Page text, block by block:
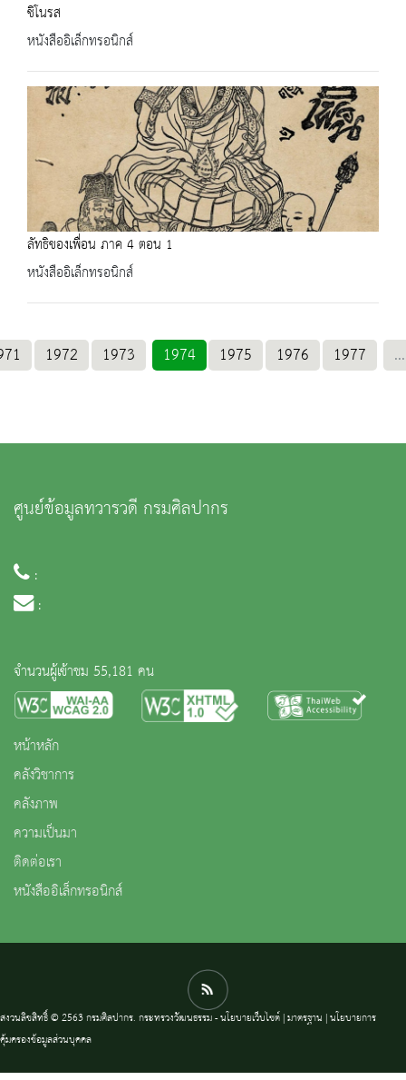
ชิโนรส
หนังสืออิเล็กทรอนิกส์
ลัทธิของเพื่อน ภาค 4 ตอน 1
หนังสืออิเล็กทรอนิกส์
1972 1973 1974 1975 1976 1977 ...
ศูนย์ข้อมูลทวารวดี กรมศิลปากร
:
:
จำนวนผู้เข้าชม 55,181 คน
หน้าหลัก
คลังวิชาการ
คลังภาพ
ความเป็นมา
ติดต่อเรา
หนังสืออิเล็กทรอนิกส์
สงวนลิขสิทธิ์ © 2563 กรมศิลปากร. กระทรวงวัฒนธรรม -นโยบายเว็บไซต์|มาตรฐาน |นโยบายการ
คุ้มครองข้อมูลส่วนบุคคล